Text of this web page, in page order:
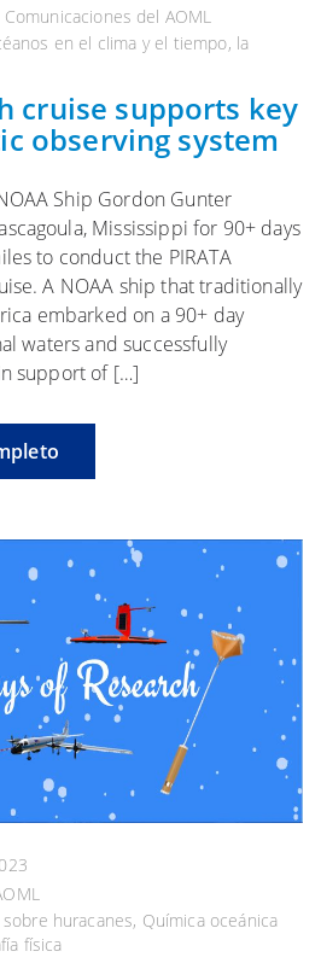
Comunicaciones del AOML
en el clima y el tiempo, la
cruise supports key
observing system
Ship Gordon Gunter
Mississippi for 90+ days
to conduct the PIRATA
A NOAA ship that traditionally
embarked on a 90+ day
waters and successfully
support of […]
huracanes, Química oceánica
física